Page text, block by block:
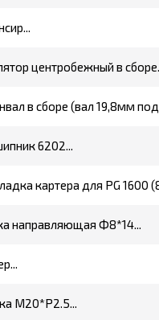
центробежный в
в сборе (вал 19,8мм
6202...
картера для PG 1600
направляющая Ф8*14...
М20*Р2.5...